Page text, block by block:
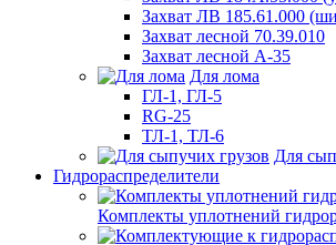
Захват ЛВ 185.61.000
Захват лесной 70.39.010
Захват лесной А-35
Для лома
ГЛ-1, ГЛ-5
RG-25
ТЛ-1, ТЛ-6
Для
Гидрораспределители
Комплекты уплотнений